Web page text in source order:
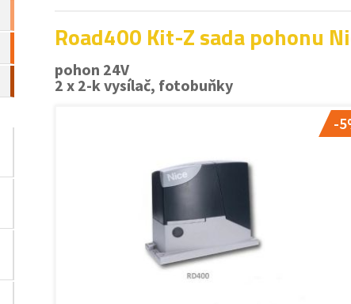
Road400 Kit-Z sada pohonu
pohon 24V
2 x 2-k vysílač, fotobuňky
-